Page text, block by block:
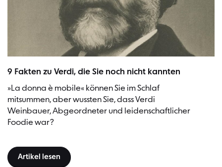
9 Fakten zu Verdi, die Sie noch nicht kannten
»La donna è mobile« können Sie im Schlaf
mitsummen, aber wussten Sie, dass Verdi
Weinbauer, Abgeordneter und leidenschaftlicher
Foodie war?
Artikel lesen